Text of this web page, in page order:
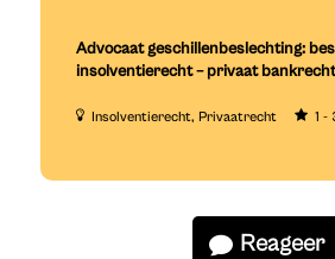
Advocaat geschillenbeslechting:
insolventierecht – privaat
Insolventierecht Privaatrecht 1 -
Reageer